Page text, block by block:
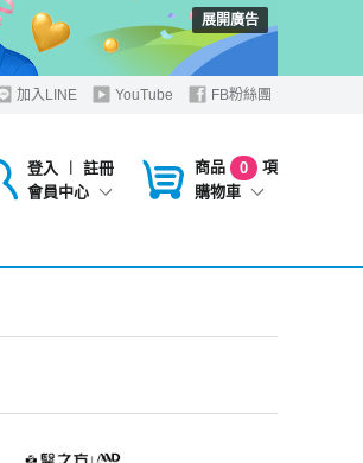
展開廣告
加入LINE YouTube FB粉絲團
登入 ︱
註冊
會員中心
商品 0
項
購物車